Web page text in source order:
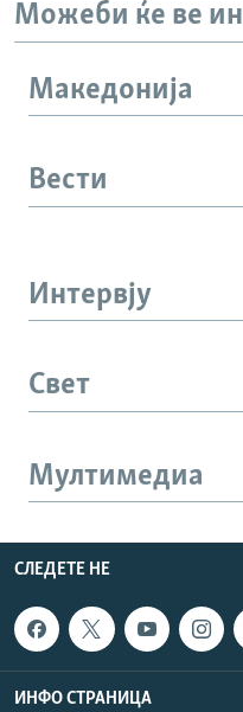
Можеби ќе ве
Македонија
Вести
Интервју
Свет
Мултимедиа
СЛЕДЕТЕ НЕ
ИНФО СТРАНИЦА